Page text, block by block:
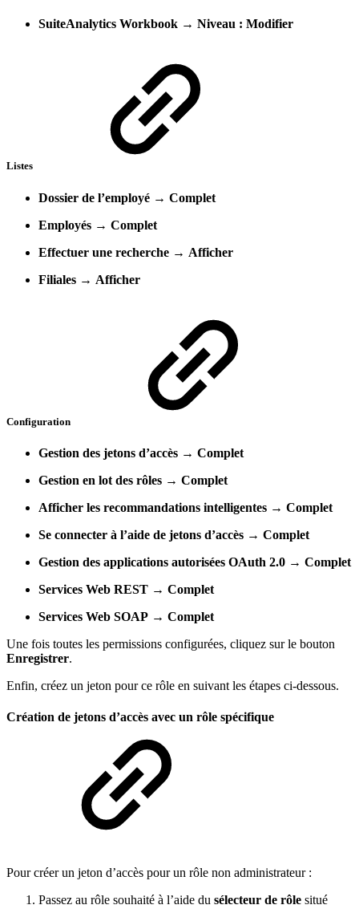
SuiteAnalytics Workbook → Niveau : Modifier
Listes
Dossier de l’employé → Complet
Employés → Complet
Effectuer une recherche → Afficher
Filiales → Afficher
Configuration
Gestion des jetons d’accès → Complet
Gestion en lot des rôles → Complet
Afficher les recommandations intelligentes → Complet
Se connecter à l’aide de jetons d’accès → Complet
Gestion des applications autorisées OAuth 2.0 → Complet
Services Web REST → Complet
Services Web SOAP → Complet
Une fois toutes les permissions configurées, cliquez sur le bouton
Enregistrer.
Enfin, créez un jeton pour ce rôle en suivant les étapes ci-dessous.
Création de jetons d’accès avec un rôle spécifique
Pour créer un jeton d’accès pour un rôle non administrateur :
Passez au rôle souhaité à l’aide du sélecteur de rôle situé